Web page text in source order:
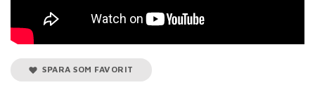
SPARA SOM FAVORIT